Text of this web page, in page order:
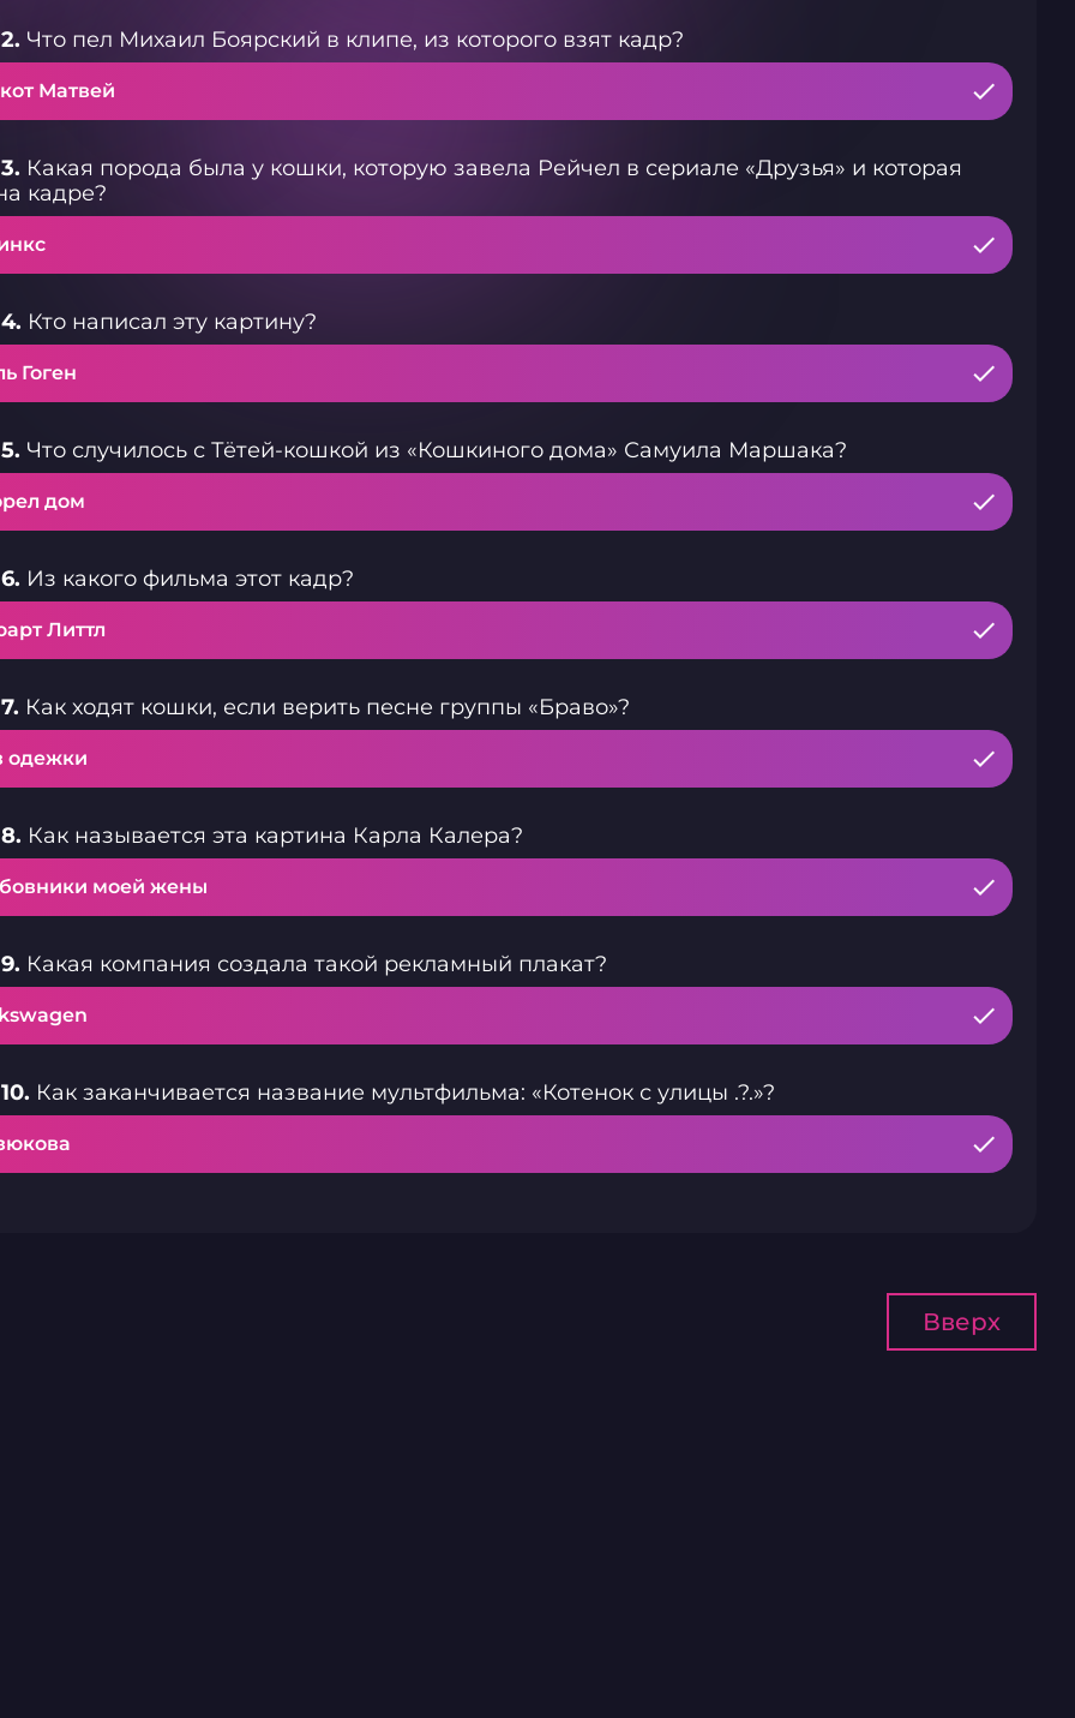
Что пел Михаил Боярский в клипе, из которого взят кадр?
Матвей
Какая порода была у кошки, которую завела Рейчел в сериале «Друзья» и которая
кадре?
Кто написал эту картину?
Гоген
Что случилось с Тётей-кошкой из «Кошкиного дома» Самуила Маршака?
дом
Из какого фильма этот кадр?
Литтл
Как ходят кошки, если верить песне группы «Браво»?
одежки
Как называется эта картина Карла Калера?
моей жены
Какая компания создала такой рекламный плакат?
Как заканчивается название мультфильма: «Котенок с улицы .?.»?
Вверх